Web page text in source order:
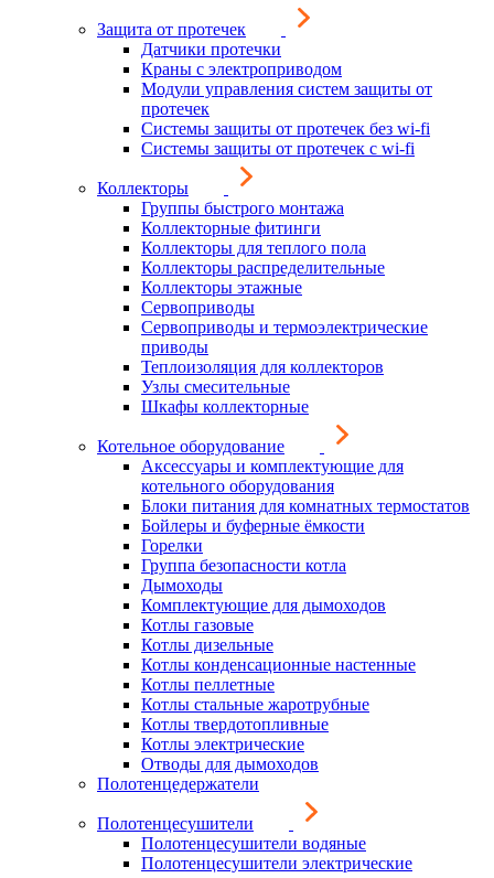
Защита от протечек
Датчики протечки
Краны с электроприводом
Модули управления систем защиты от
протечек
Системы защиты от протечек без wi-fi
Системы защиты от протечек с wi-fi
Коллекторы
Группы быстрого монтажа
Коллекторные фитинги
Коллекторы для теплого пола
Коллекторы распределительные
Коллекторы этажные
Сервоприводы
Сервоприводы и термоэлектрические
приводы
Теплоизоляция для коллекторов
Узлы смесительные
Шкафы коллекторные
Котельное оборудование
Аксессуары и комплектующие для
котельного оборудования
Блоки питания для комнатных термостатов
Бойлеры и буферные ёмкости
Горелки
Группа безопасности котла
Дымоходы
Комплектующие для дымоходов
Котлы газовые
Котлы дизельные
Котлы конденсационные настенные
Котлы пеллетные
Котлы стальные жаротрубные
Котлы твердотопливные
Котлы электрические
Отводы для дымоходов
Полотенцедержатели
Полотенцесушители
Полотенцесушители водяные
Полотенцесушители электрические